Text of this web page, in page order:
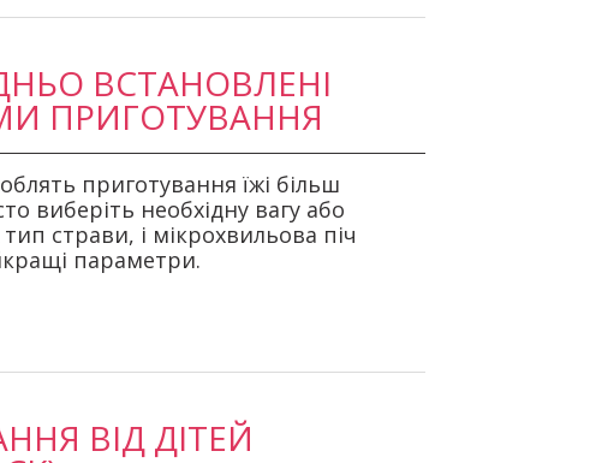
ВСТАНОВЛЕНІ
ПРИГОТУВАННЯ
приготування їжі більш
виберіть необхідну вагу або
страви, і мікрохвильова піч
параметри.
ВІД ДІТЕЙ